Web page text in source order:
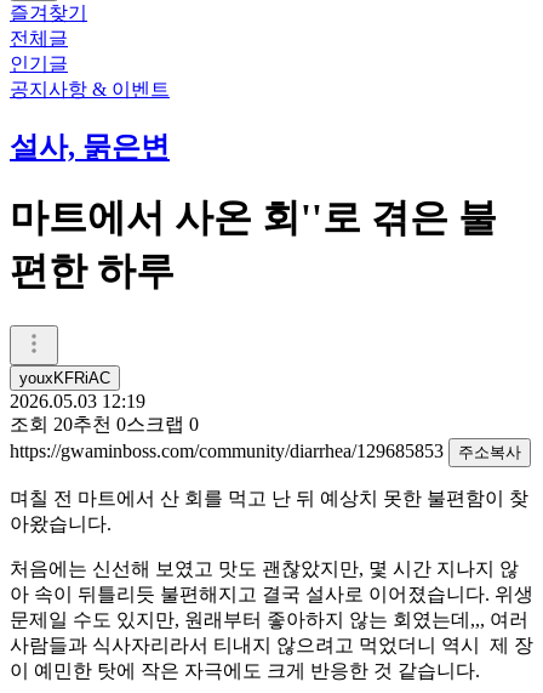
즐겨찾기
전체글
인기글
공지사항 & 이벤트
설사, 묽은변
마트에서 사온 회''로 겪은 불
편한 하루
youxKFRiAC
2026.05.03 12:19
조회 20추천 0스크랩 0
https://gwaminboss.com/community/diarrhea/129685853
주소복사
며칠 전 마트에서 산 회를 먹고 난 뒤 예상치 못한 불편함이 찾
아왔습니다.
처음에는 신선해 보였고 맛도 괜찮았지만, 몇 시간 지나지 않
아 속이 뒤틀리듯 불편해지고 결국 설사로 이어졌습니다. 위생
문제일 수도 있지만, 원래부터 좋아하지 않는 회였는데,,, 여러
사람들과 식사자리라서 티내지 않으려고 먹었더니 역시 제 장
이 예민한 탓에 작은 자극에도 크게 반응한 것 같습니다.